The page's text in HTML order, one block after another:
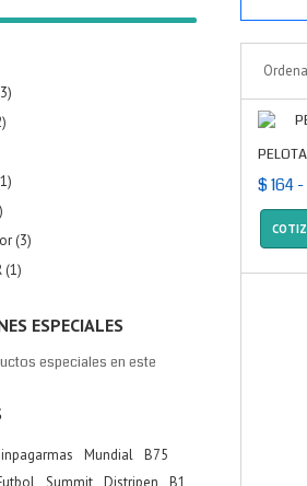
(3)
(1)
ESPECIALES
especiales en este
Mundial B75
Summit Distripen
B1
$ 164